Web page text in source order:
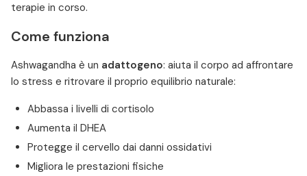
terapie in corso.
Come funziona
Ashwagandha è un adattogeno: aiuta il corpo ad affrontare
lo stress e ritrovare il proprio equilibrio naturale:
Abbassa i livelli di cortisolo
Aumenta il DHEA
Protegge il cervello dai danni ossidativi
Migliora le prestazioni fisiche